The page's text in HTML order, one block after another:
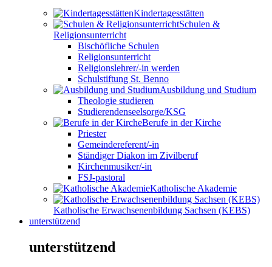
Kindertagesstätten
Schulen &
Religionsunterricht
Bischöfliche Schulen
Religionsunterricht
Religionslehrer/-in werden
Schulstiftung St. Benno
Ausbildung und Studium
Theologie studieren
Studierendenseelsorge/KSG
Berufe in der Kirche
Priester
Gemeindereferent/-in
Ständiger Diakon im Zivilberuf
Kirchenmusiker/-in
FSJ-pastoral
Katholische Akademie
Katholische Erwachsenenbildung Sachsen (KEBS)
unterstützend
unterstützend